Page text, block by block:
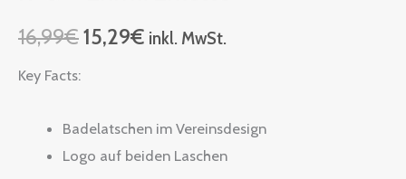
16,99€15,29€ inkl. MwSt.
Key Facts:
Badelatschen im Vereinsdesign
Logo auf beiden Laschen